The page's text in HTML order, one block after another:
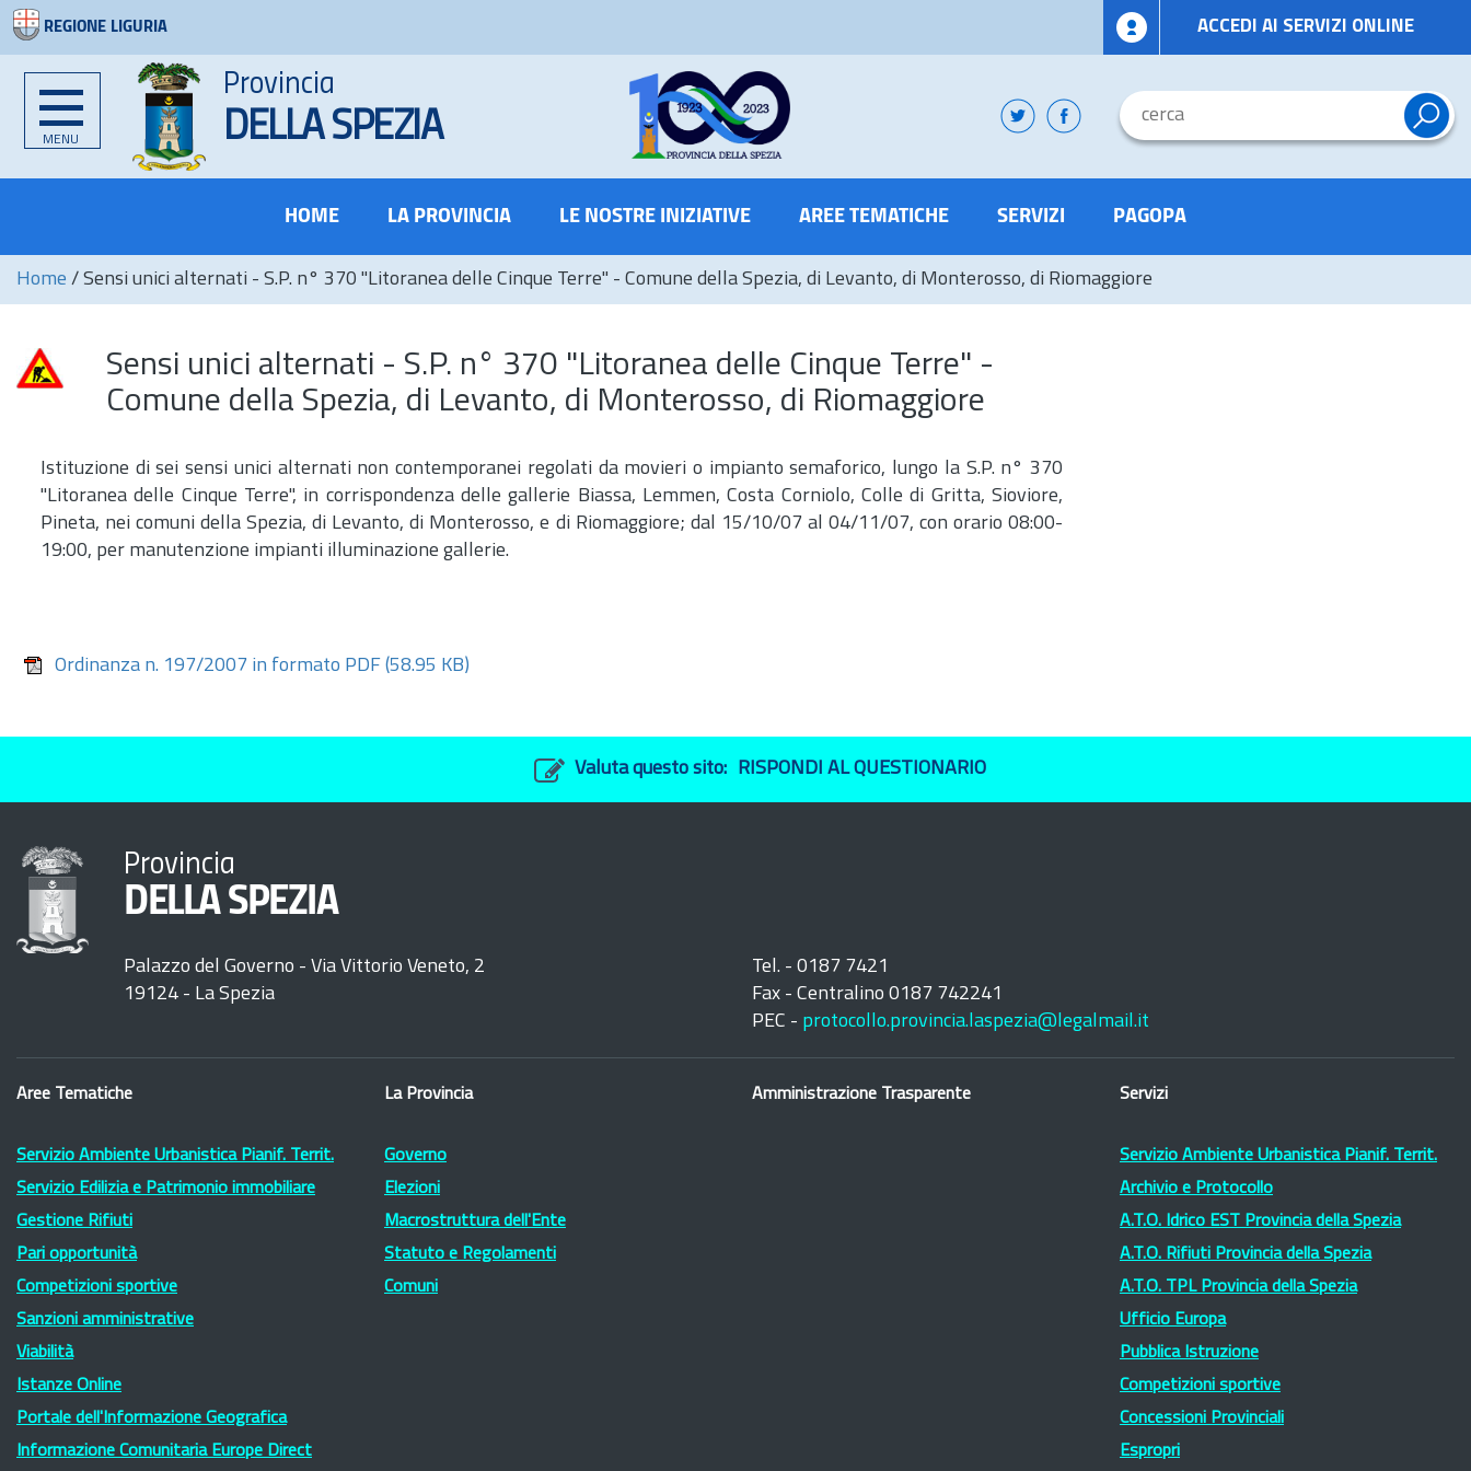
REGIONE LIGURIA ACCEDI AI SERVIZI ONLINE
MENU
Provincia
DELLA SPEZIA
HOME LA PROVINCIA LE NOSTRE INIZIATIVE AREE TEMATICHE SERVIZI PAGOPA
Home / Sensi unici alternati - S.P. n° 370 "Litoranea delle Cinque Terre" - Comune della Spezia, di Levanto, di Monterosso, di Riomaggiore
Sensi unici alternati - S.P. n° 370 "Litoranea delle Cinque Terre" -
Comune della Spezia, di Levanto, di Monterosso, di Riomaggiore
Istituzione di sei sensi unici alternati non contemporanei regolati da movieri o impianto semaforico, lungo la S.P. n° 370
"Litoranea delle Cinque Terre", in corrispondenza delle gallerie Biassa, Lemmen, Costa Corniolo, Colle di Gritta, Sioviore,
Pineta, nei comuni della Spezia, di Levanto, di Monterosso, e di Riomaggiore; dal 15/10/07 al 04/11/07, con orario 08:00-
19:00, per manutenzione impianti illuminazione gallerie.
Ordinanza n. 197/2007 in formato PDF (58.95 KB)
Valuta questo sito: RISPONDI AL QUESTIONARIO
Provincia
DELLA SPEZIA
Palazzo del Governo - Via Vittorio Veneto, 2
19124 - La Spezia
Tel. - 0187 7421
Fax - Centralino 0187 742241
PEC - protocollo.provincia.laspezia@legalmail.it
Aree Tematiche
Servizio Ambiente Urbanistica Pianif. Territ.
Servizio Edilizia e Patrimonio immobiliare
Gestione Rifiuti
Pari opportunità
Competizioni sportive
Sanzioni amministrative
Viabilità
Istanze Online
Portale dell'Informazione Geografica
Informazione Comunitaria Europe Direct
La Provincia
Governo
Elezioni
Macrostruttura dell'Ente
Statuto e Regolamenti
Comuni
Amministrazione Trasparente Servizi
Servizio Ambiente Urbanistica Pianif. Territ.
Archivio e Protocollo
A.T.O. Idrico EST Provincia della Spezia
A.T.O. Rifiuti Provincia della Spezia
A.T.O. TPL Provincia della Spezia
Ufficio Europa
Pubblica Istruzione
Competizioni sportive
Concessioni Provinciali
Espropri